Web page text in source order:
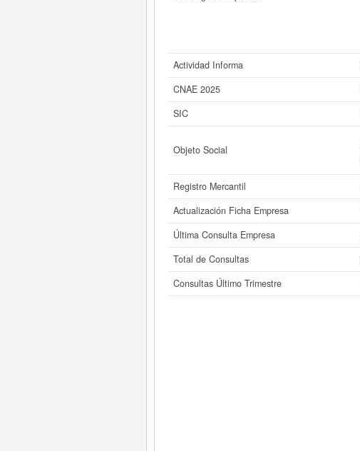
Actividad Informa
CNAE 2025
SIC
Objeto Social
Registro Mercantil
Actualización Ficha Empresa
Última Consulta Empresa
Total de Consultas
Consultas Último Trimestre